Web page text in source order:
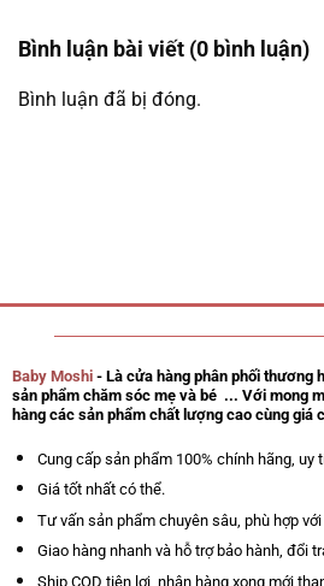
Bình luận bài viết (0 bình luận)
Bình luận đã bị đóng.
Baby Moshi- Là cửa hàng phân phối thương
sản phẩm chăm sóc mẹ và bé ... Với mong
hàng các sản phẩm chất lượng cao cùng giá
Cung cấp sản phẩm 100% chính hãng, uy
Giá tốt nhất có thể.
Tư vấn sản phẩm chuyên sâu, phù hợp
Giao hàng nhanh và hỗ trợ bảo hành, đổi
Ship COD tiện lợi, nhận hàng xong mới